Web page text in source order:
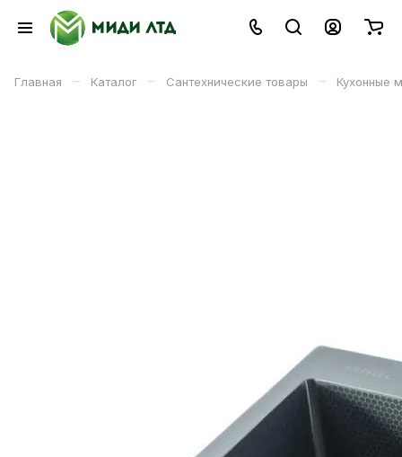
Главная – Каталог – Сантехнические товары – Кухонные